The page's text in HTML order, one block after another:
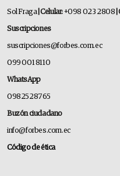
Sol Fraga| Celular:+098 023 2808
Suscripciones
suscripciones@forbes.com.ec
099 001 8110
WhatsApp
0982528765
Buzón ciudadano
info@forbes.com.ec
Código de ética